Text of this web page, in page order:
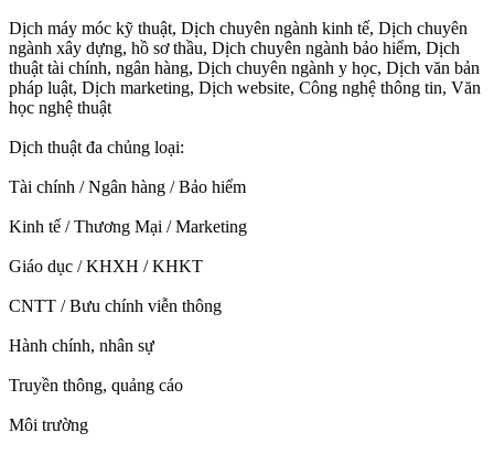
Dịch máy móc kỹ thuật, Dịch chuyên ngành kinh tế, Dịch chuyên
ngành xây dựng, hồ sơ thầu, Dịch chuyên ngành bảo hiểm, Dịch
thuật tài chính, ngân hàng, Dịch chuyên ngành y học, Dịch văn bản
pháp luật, Dịch marketing, Dịch website, Công nghệ thông tin, Văn
học nghệ thuật
Dịch thuật đa chủng loại:
Tài chính / Ngân hàng / Bảo hiểm
Kinh tế / Thương Mại / Marketing
Giáo dục / KHXH / KHKT
CNTT / Bưu chính viễn thông
Hành chính, nhân sự
Truyền thông, quảng cáo
Môi trường